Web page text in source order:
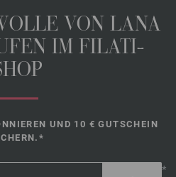
VON LANA
IM FILATI-
UND 10 € GUTSCHEIN
*